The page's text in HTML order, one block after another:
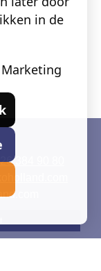
384 90 80
in de
Marketing